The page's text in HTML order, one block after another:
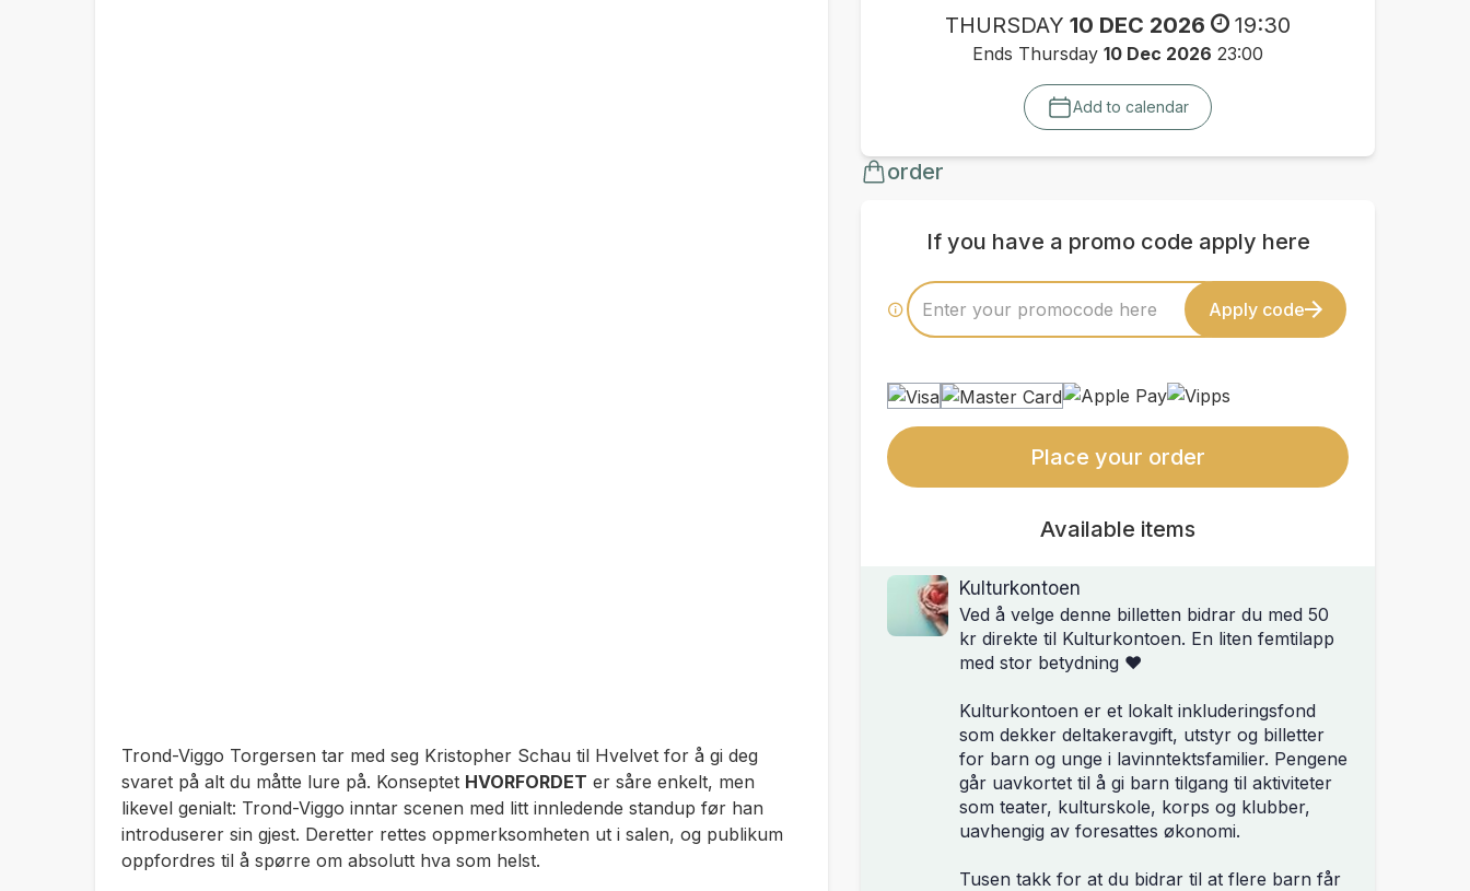
Trond-Viggo Torgersen tar med seg Kristopher Schau til Hvelvet for å gi deg
svaret på alt du måtte lure på. Konseptet HVORFORDET er såre enkelt, men
likevel genialt: Trond-Viggo inntar scenen med litt innledende standup før han
introduserer sin gjest. Deretter rettes oppmerksomheten ut i salen, og publikum
oppfordres til å spørre om absolutt hva som helst.
THURSDAY 10 DEC 2026 19:30
Ends Thursday 10 Dec 2026 23:00
Add to calendar
order
If you have a promo code apply here
Apply code
Place your order
Available items
Kulturkontoen
Ved å velge denne billetten bidrar du med 50
kr direkte til Kulturkontoen. En liten femtilapp
med stor betydning ❤️
Kulturkontoen er et lokalt inkluderingsfond
som dekker deltakeravgift, utstyr og billetter
for barn og unge i lavinntektsfamilier. Pengene
går uavkortet til å gi barn tilgang til aktiviteter
som teater, kulturskole, korps og klubber,
uavhengig av foresattes økonomi.
Tusen takk for at du bidrar til at flere barn får